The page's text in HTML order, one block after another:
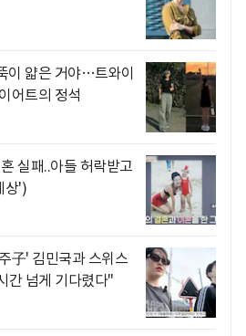
이 얇은 거야…트와이
어트의 정석
실패..아들 허락받고
상')
子' 김민국과 스위스
간 넘게 기다렸다"